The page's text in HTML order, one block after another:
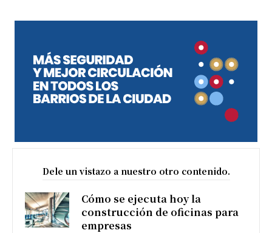
Dele un vistazo a nuestro otro contenido.
Cómo se ejecuta hoy la
construcción de oficinas para
empresas